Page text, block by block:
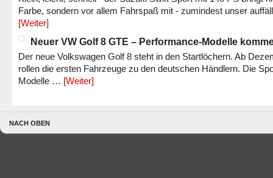
Farbe, sondern vor allem Fahrspaß mit - zumindest unser
[Weiter]
Neuer VW Golf 8 GTE – Performance-Modelle
Der neue Volkswagen Golf 8 steht in den Startlöchern. Ab
rollen die ersten Fahrzeuge zu den deutschen Händlern. Die
Modelle … [Weiter]
NACH OBEN